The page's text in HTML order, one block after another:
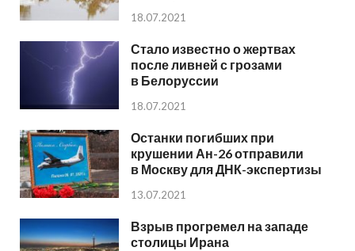
18.07.2021
Стало известно о жертвах
после ливней с грозами
в Белоруссии
18.07.2021
Останки погибших при
крушении Ан-26 отправили
в Москву для ДНК-экспертизы
13.07.2021
Взрыв прогремел на западе
столицы Ирана